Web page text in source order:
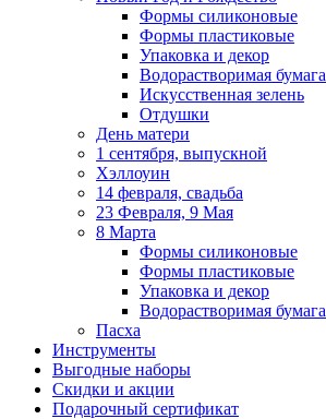
Формы силиконовые
Формы пластиковые
Упаковка и декор
Водорастворимая бумага
Искусственная зелень
Отдушки
День матери
1 сентября, выпускной
Хэллоуин
14 февраля, свадьба
23 Февраля, 9 Мая
8 Марта
Формы силиконовые
Формы пластиковые
Упаковка и декор
Водорастворимая бумага
Пасха
Инструменты
Выгодные наборы
Скидки и акции
Подарочный сертификат